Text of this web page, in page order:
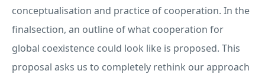
conceptualisation and practice of cooperation. In the
finalsection, an outline of what cooperation for
global coexistence could look like is proposed. This
proposal asks us to completely rethink our approach